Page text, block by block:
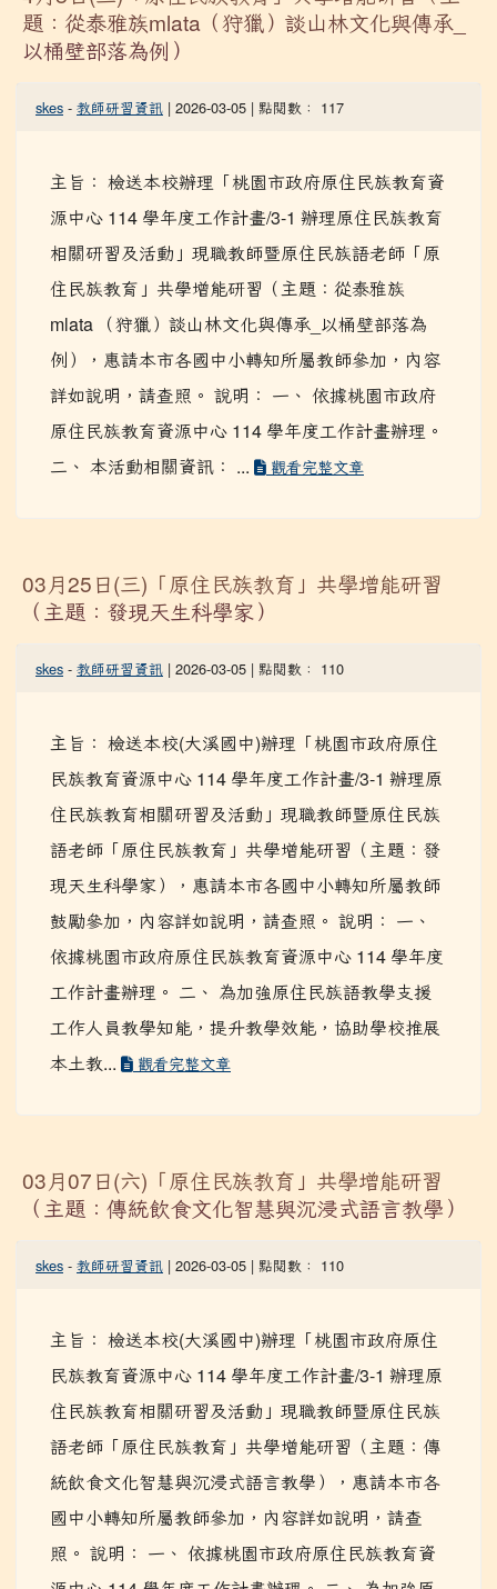
4月8日(三)「原住民族教育」共學增能研習（主
題：從泰雅族mlata（狩獵）談山林文化與傳承_
主旨： 檢送本校辦理「桃園市政府原住民族教育資
源中心 114 學年度工作計畫/3-1 辦理原住民族教育
相關研習及活動」現職教師暨原住民族語老師「原
住民族教育」共學增能研習（主題：從泰雅族
mlata （狩獵）談山林文化與傳承_以桶壁部落為
例），惠請本市各國中小轉知所屬教師參加，內容
詳如說明，請查照。 說明： 一、 依據桃園市政府
原住民族教育資源中心 114 學年度工作計畫辦理。
03月25日(三)「原住民族教育」共學增能研習
主旨： 檢送本校(大溪國中)辦理「桃園市政府原住
民族教育資源中心 114 學年度工作計畫/3-1 辦理原
住民族教育相關研習及活動」現職教師暨原住民族
語老師「原住民族教育」共學增能研習（主題：發
現天生科學家），惠請本市各國中小轉知所屬教師
鼓勵參加，內容詳如說明，請查照。 說明： 一、
依據桃園市政府原住民族教育資源中心 114 學年度
工作計畫辦理。 二、 為加強原住民族語教學支援
工作人員教學知能，提升教學效能，協助學校推展
03月07日(六)「原住民族教育」共學增能研習
主旨： 檢送本校(大溪國中)辦理「桃園市政府原住
民族教育資源中心 114 學年度工作計畫/3-1 辦理原
住民族教育相關研習及活動」現職教師暨原住民族
語老師「原住民族教育」共學增能研習（主題：傳
統飲食文化智慧與沉浸式語言教學），惠請本市各
國中小轉知所屬教師參加，內容詳如說明，請查
照。 說明： 一、 依據桃園市政府原住民族教育資